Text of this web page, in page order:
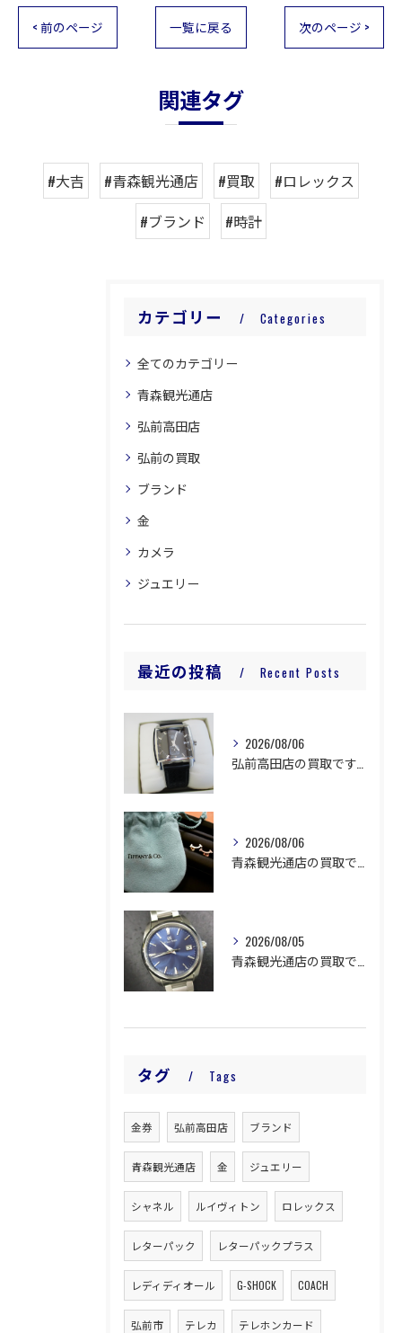
< 前のページ 一覧に戻る 次のページ >
関連タグ
#大吉 #青森観光通店 #買取
#ロレックス
#ブランド
#時計
カテゴリー Categories
全てのカテゴリー
青森観光通店
弘前高田店
弘前の買取
ブランド
金
カメラ
ジュエリー
最近の投稿 Recent Posts
2026/08/06
2026/08/06
2026/08/05
タグ Tags
金券 弘前高田店 ブランド
青森観光通店 金 ジュエリー
シャネル ルイヴィトン ロレックス
レターパック レターパックプラス
レディディオール G-SHOCK COACH
弘前市 テレカ テレホンカード